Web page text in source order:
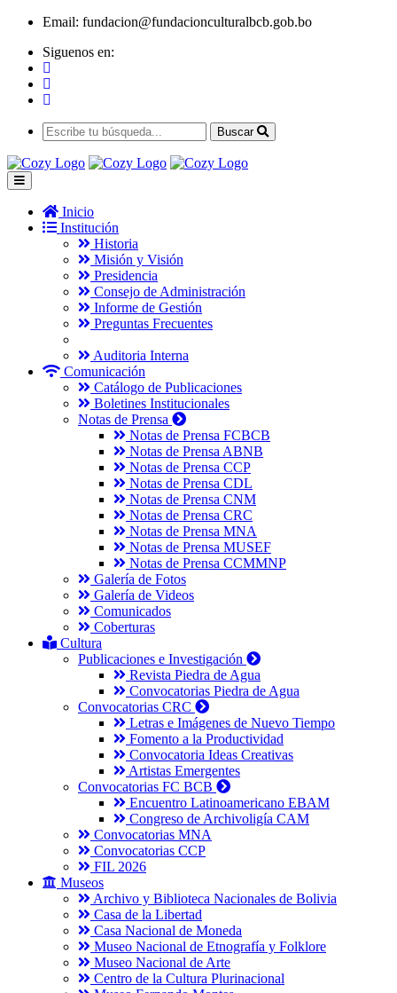
Email: fundacion@fundacionculturalbcb.gob.bo
Siguenos en:
Buscar
Inicio
Institución
Historia
Misión y Visión
Presidencia
Consejo de Administración
Informe de Gestión
Preguntas Frecuentes
Auditoria Interna
Comunicación
Catálogo de Publicaciones
Boletines Institucionales
Notas de Prensa
Notas de Prensa FCBCB
Notas de Prensa ABNB
Notas de Prensa CCP
Notas de Prensa CDL
Notas de Prensa CNM
Notas de Prensa CRC
Notas de Prensa MNA
Notas de Prensa MUSEF
Notas de Prensa CCMMNP
Galería de Fotos
Galería de Videos
Comunicados
Coberturas
Cultura
Publicaciones e Investigación
Revista Piedra de Agua
Convocatorias Piedra de Agua
Convocatorias CRC
Letras e Imágenes de Nuevo Tiempo
Fomento a la Productividad
Convocatoria Ideas Creativas
Artistas Emergentes
Convocatorias FC BCB
Encuentro Latinoamericano EBAM
Congreso de Archivoligía CAM
Convocatorias MNA
Convocatorias CCP
FIL 2026
Museos
Archivo y Biblioteca Nacionales de Bolivia
Casa de la Libertad
Casa Nacional de Moneda
Museo Nacional de Etnografía y Folklore
Museo Nacional de Arte
Centro de la Cultura Plurinacional